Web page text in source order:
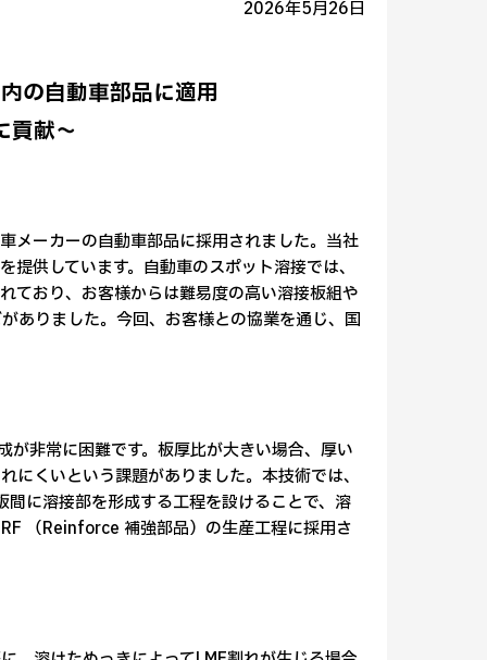
2026年5月26日
の自動車部品に適用
貢献～
ーカーの自動車部品に採用されました。当社
供しています。自動車のスポット溶接では、
ており、お客様からは難易度の高い溶接板組や
ありました。今回、お客様との協業を通じ、国
非常に困難です。板厚比が大きい場合、厚い
くいという課題がありました。本技術では、
に溶接部を形成する工程を設けることで、溶
（Reinforce 補強部品）の生産工程に採用さ